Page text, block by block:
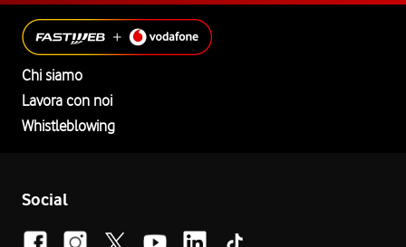
Chi siamo
Lavora con noi
Whistleblowing
Social